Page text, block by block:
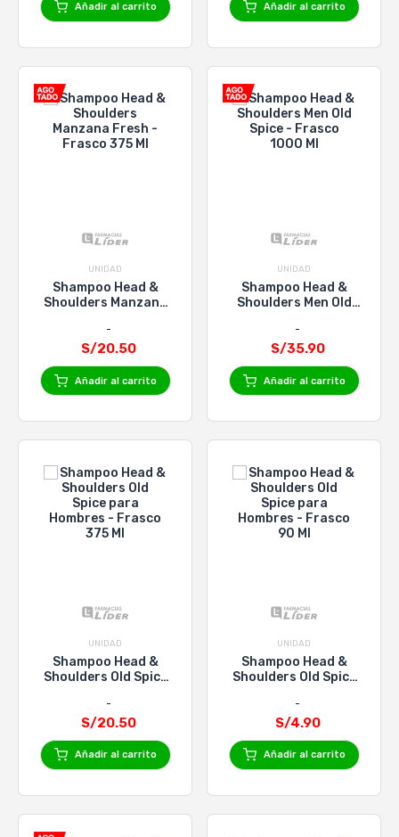
Añadir al carrito Añadir al carrito
UNIDAD
Shampoo Head &
Shoulders Manzana
S/20.50
Añadir al carrito
UNIDAD
Shampoo Head &
Shoulders Men Old
Ml
S/35.90
Añadir al carrito
UNIDAD
Shampoo Head &
Shoulders Old Spice
Frasco 375 Ml
S/20.50
Añadir al carrito
UNIDAD
Shampoo Head &
Shoulders Old Spice
Frasco 90 Ml
S/4.90
Añadir al carrito